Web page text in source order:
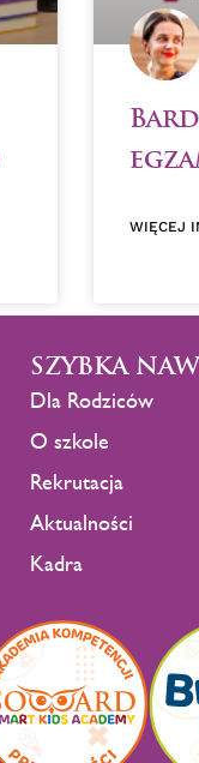
WIĘCEJ
SZYBKA
Dla Rodziców
O szkole
Rekrutacja
Aktualności
Kadra